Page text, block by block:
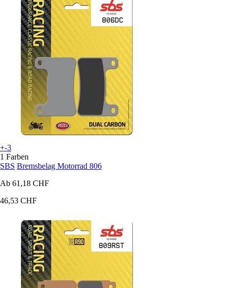
+-3
1 Farben
SBS Bremsbelag Motorrad 806
Ab 61,18 CHF
46,53 CHF